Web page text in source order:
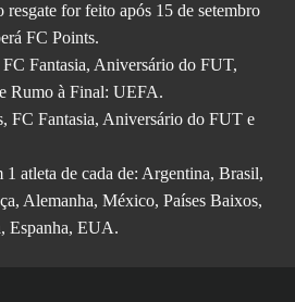
resgate for feito após 15 de setembro
FC Points.
Fantasia, Aniversário do FUT,
Rumo à Final: UEFA.
FC Fantasia, Aniversário do FUT e
1 atleta de cada de: Argentina, Brasil,
Alemanha, México, Países Baixos,
Espanha, EUA.